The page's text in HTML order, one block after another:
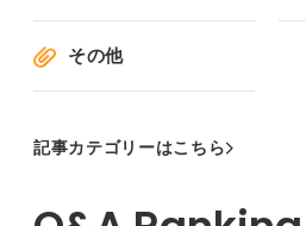
その他
記事カテゴリーはこちら